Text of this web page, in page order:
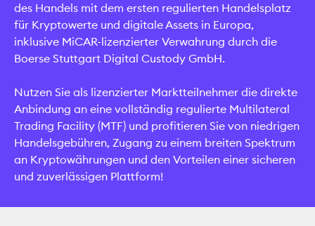
des Handels mit dem ersten regulierten Handelsplatz
für Kryptowerte und digitale Assets in Europa,
inklusive MiCAR-lizenzierter Verwahrung durch die
Boerse Stuttgart Digital Custody GmbH.
Nutzen Sie als lizenzierter Marktteilnehmer die direkte
Anbindung an eine vollständig regulierte Multilateral
Trading Facility (MTF) und profitieren Sie von niedrigen
Handelsgebühren, Zugang zu einem breiten Spektrum
an Kryptowährungen und den Vorteilen einer sicheren
und zuverlässigen Plattform!